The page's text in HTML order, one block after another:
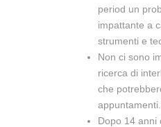
period un
impattante a
strumenti e
Non ci sono
ricerca di
che
appuntamenti.
Dopo 14 anni